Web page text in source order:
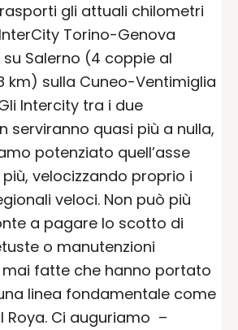
gli attuali chilometri
Torino-Genova
su Salerno (4 coppie al
km) sulla Cuneo-Ventimiglia
Intercity tra i due
serviranno quasi più a nulla,
potenziato quell’asse
velocizzando proprio i
veloci. Non può più
a pagare lo scotto di
o manutenzioni
fatte che hanno portato
linea fondamentale come
Roya. Ci auguriamo –